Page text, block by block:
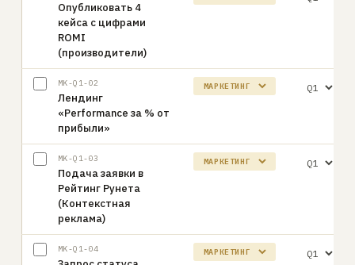
Опубликовать 4
кейса с цифрами
ROMI
(производители)
MK-Q1-02
Лендинг
«Performance за % от
прибыли»
MK-Q1-03
Подача заявки в
Рейтинг Рунета
(Контекстная
реклама)
MK-Q1-04